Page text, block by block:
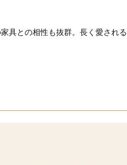
具との相性も抜群。長く愛され